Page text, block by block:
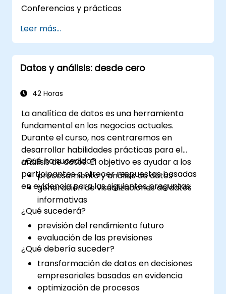
Conferencias y prácticas
Leer más...
Datos y análisis: desde cero
42 Horas
La analítica de datos es una herramienta
fundamental en los negocios actuales.
Durante el curso, nos centraremos en
desarrollar habilidades prácticas para el
análisis de datos. El objetivo es ayudar a los
participantes a ofrecer respuestas basadas
en evidencia para las siguientes preguntas:
¿Qué ha sucedido?
procesamiento y análisis de datos
generación de visualizaciones de datos
informativas
¿Qué sucederá?
previsión del rendimiento futuro
evaluación de las previsiones
¿Qué debería suceder?
transformación de datos en decisiones
empresariales basadas en evidencia
optimización de procesos